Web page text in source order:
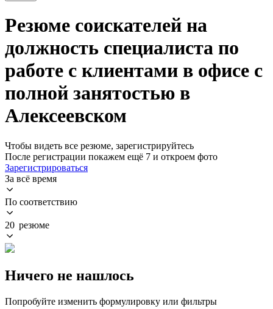
Резюме соискателей на
должность специалиста по
работе с клиентами в офисе с
полной занятостью в
Алексеевском
Чтобы видеть все резюме, зарегистрируйтесь
После регистрации покажем ещё 7 и откроем фото
Зарегистрироваться
За всё время
По соответствию
20 резюме
Ничего не нашлось
Попробуйте изменить формулировку или фильтры